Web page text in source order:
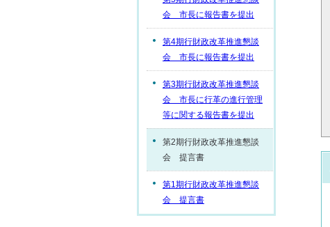
会 市長に報告書を提出
第4期行財政改革推進懇談
会 市長に報告書を提出
第3期行財政改革推進懇談
会 市長に行革の進行管理
等に関する報告書を提出
第2期行財政改革推進懇談
会 提言書
第1期行財政改革推進懇談
会 提言書